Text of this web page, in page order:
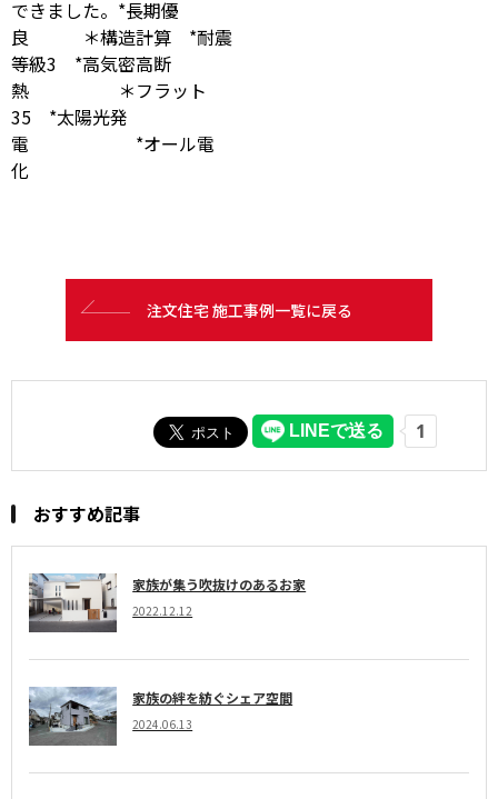
できました。*長期優
良 ＊構造計算 *耐震
等級3 *高気密高断
熱 ＊フラット
35 *太陽光発
電 *オール電
化
注文住宅 施工事例一覧に戻る
おすすめ記事
家族が集う吹抜けのあるお家
2022.12.12
家族の絆を紡ぐシェア空間
2024.06.13